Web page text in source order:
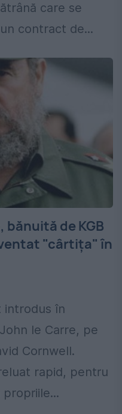
care se
contract de...
de KGB
"cârtița" în
introdus în
le Carre, pe
Cornwell.
rapid, pentru